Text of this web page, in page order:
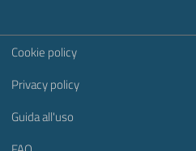
Sezione Link Utili
Cookie policy
Privacy policy
Guida all'uso